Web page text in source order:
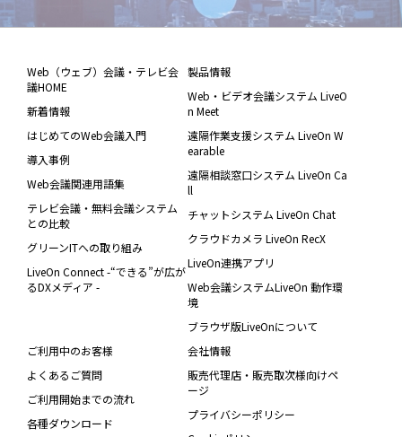
Web（ウェブ）会議・テレビ会
議HOME
新着情報
はじめてのWeb会議入門
導入事例
Web会議関連用語集
テレビ会議・無料会議システム
との比較
グリーンITへの取り組み
LiveOn Connect -“できる”が広が
るDXメディア -
製品情報
Web・ビデオ会議システム LiveO
n Meet
遠隔作業支援システム LiveOn W
earable
遠隔相談窓口システム LiveOn Ca
ll
チャットシステム LiveOn Chat
クラウドカメラ LiveOn RecX
LiveOn連携アプリ
Web会議システムLiveOn 動作環
境
ブラウザ版LiveOnについて
ご利用中のお客様
よくあるご質問
ご利用開始までの流れ
各種ダウンロード
会社情報
販売代理店・販売取次様向けペ
ージ
プライバシーポリシー